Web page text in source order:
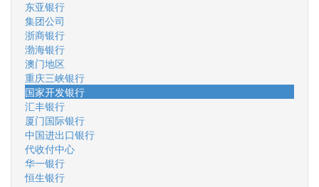
东亚银行
集团公司
浙商银行
渤海银行
澳门地区
重庆三峡银行
国家开发银行
汇丰银行
厦门国际银行
中国进出口银行
代收付中心
华一银行
恒生银行